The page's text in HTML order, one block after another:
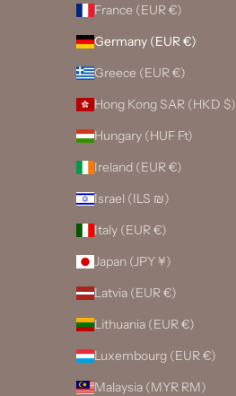
France (EUR €)
Germany (EUR €)
Greece (EUR €)
Hong Kong SAR (HKD $)
Hungary (HUF Ft)
Ireland (EUR €)
Israel (ILS ₪)
Italy (EUR €)
Japan (JPY ¥)
Latvia (EUR €)
Lithuania (EUR €)
Luxembourg (EUR €)
Malaysia (MYR RM)